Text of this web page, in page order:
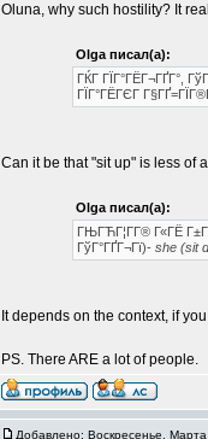
Oluna, why such hostility? It
Olga писал(а):
ГЌГ ГЇГ°ГЁГ¬ГҐГ°,
ГЇГ°ГЁГЄГ
Can it be that "sit up" is less of
Olga писал(а):
ГЊГЋГ¦Г­Г® Г«ГЁ
ГўГ°ГҐГ¬Гї)- she (sit
It depends on the context, if
PS. There ARE a lot of people.
Добавлено: Воскресенье,